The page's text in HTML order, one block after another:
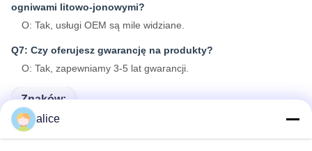
ogniwami litowo-jonowymi?
O: Tak, usługi OEM są mile widziane.
Q7: Czy oferujesz gwarancję na produkty?
O: Tak, zapewniamy 3-5 lat gwarancji.
Znaków:
Akumulator Motocykla Elektrycznego
alice